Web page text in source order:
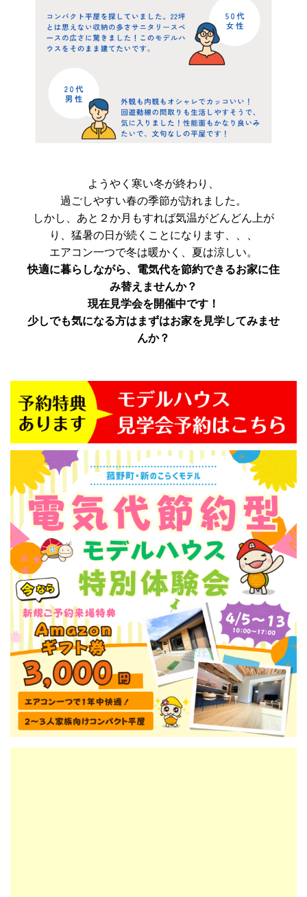
ようやく寒い冬が終わり、
過ごしやすい春の季節が訪れました。
しかし、あと２か月もすれば気温がどんどん上が
り、猛暑の日が続くことになります、、、
エアコン一つで冬は暖かく、夏は涼しい。
快適に暮らしながら、電気代を節約できるお家に住
み替えませんか？
現在見学会を開催中です！
少しでも気になる方はまずはお家を見学してみませ
んか？